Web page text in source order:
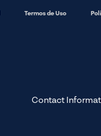
Termos de Uso
Contact